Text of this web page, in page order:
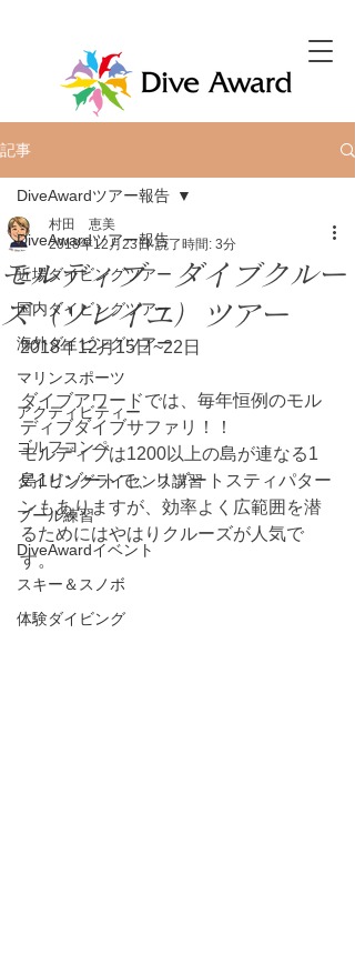
記事
DiveAwardツアー報告
近場ダイビングツアー
国内ダイビングツアー
海外ダイビングツアー
マリンスポーツ
アクティビティー
ゴルフコンペ
ダイビングライセンス講習
プール練習
DiveAwardイベント
スキー＆スノボ
体験ダイビング
DiveAwardツアー報告
モルディブ ダイブクルー
ズ（ソレイユ）ツアー
村田 恵美
2018年12月23日 読了時間: 3分
2018年12月15日~22日
ダイブアワードでは、毎年恒例のモル
ディブダイブサファリ！！
モルディブは1200以上の島が連なる1
島1リゾートで、リゾートスティパター
ンもありますが、効率よく広範囲を潜
るためにはやはりクルーズが人気で
す。